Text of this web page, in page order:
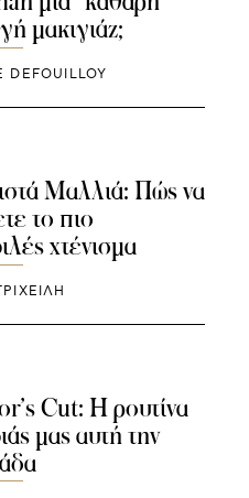
μακιγιάζ;
DEFOUILLOY
Μαλλιά: Πώς να
το πιο
χτένισμα
Cut: Η ρουτίνα
μας αυτή την